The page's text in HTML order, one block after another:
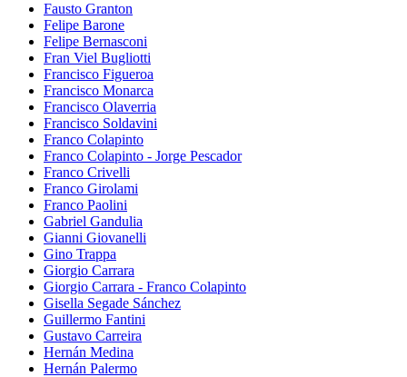
Fausto Granton
Felipe Barone
Felipe Bernasconi
Fran Viel Bugliotti
Francisco Figueroa
Francisco Monarca
Francisco Olaverria
Francisco Soldavini
Franco Colapinto
Franco Colapinto - Jorge Pescador
Franco Crivelli
Franco Girolami
Franco Paolini
Gabriel Gandulia
Gianni Giovanelli
Gino Trappa
Giorgio Carrara
Giorgio Carrara - Franco Colapinto
Gisella Segade Sánchez
Guillermo Fantini
Gustavo Carreira
Hernán Medina
Hernán Palermo